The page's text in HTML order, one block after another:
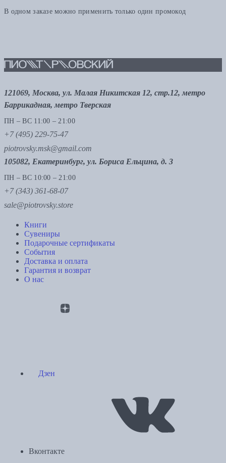
В одном заказе можно применить только один промокод
121069, Москва, ул. Малая Никитская 12, стр.12, метро
Баррикадная, метро Тверская
ПН – ВС 11:00 – 21:00
+7 (495) 229-75-47
piotrovsky.msk@gmail.com
105082, Екатеринбург, ул. Бориса Ельцина, д. 3
ПН – ВС 10:00 – 21:00
+7 (343) 361-68-07
sale@piotrovsky.store
Книги
Сувениры
Подарочные сертификаты
События
Доставка и оплата
Гарантия и возврат
О нас
Дзен
Вконтакте